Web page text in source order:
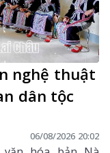
nghệ thuật
dân tộc
06/08/2026 20:02